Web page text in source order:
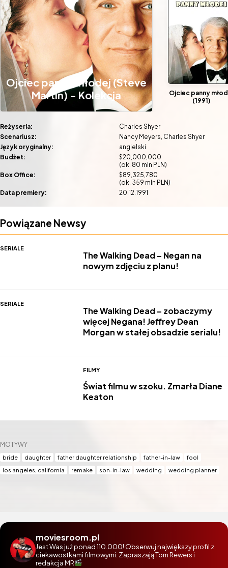
MOTYWY
bride daughter father daughter relationship father-in-law
fool
los angeles, california
remake son-in-law wedding wedding planner
Ojciec panny młodej (Steve
Martin) - Kolekcja
Ojciec panny
(1991)
Reżyseria:
Charles Shyer
Scenariusz:
Nancy Meyers Charles Shyer
Język oryginalny:
angielski
Budżet:
$20,000,000
(ok. 80 mln PLN)
Box Office:
$89,325,780
(ok. 359 mln PLN)
Data premiery:
20.12.1991
Powiązane Newsy
SERIALE
The Walking Dead – Negan na
nowym zdjęciu z planu!
SERIALE
The Walking Dead – zobaczymy
więcej Negana! Jeffrey Dean
Morgan w stałej obsadzie serialu!
FILMY
Świat filmu w szoku. Zmarła Diane
Keaton
moviesroom.pl
Jest Was już ponad 110.000! Obserwuj największy profil z
ciekawostkami filmowymi. Zapraszają Tom Rewers i
redakcja MR